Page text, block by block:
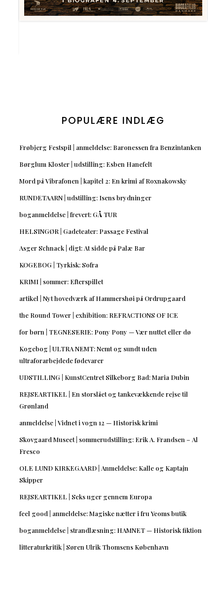
POPULÆRE INDLÆG
Frøbjerg Festspil | anmeldelse: Baronessen fra Benzintanken
Børglum Kloster | udstilling: Esben Hanefelt
Mord på Vibrafonen | kapitel 2: En krimi af Roxnakowsky
RUNDETAARN | udstilling: Isens brydninger
boganmeldelse | frevert: GÅ TUR
HELSINGØR | Gadeteater: Passage Festival
Asger Schnack | digt: At sidde på Palæ Bar
KOGEBOG | Tyrkisk: Sofra
KRIMI | sommer: Efterspillet
artikel | Nyt hovedværk af Hammershøi på Ordrupgaard
the Round Tower | exhibition: REFRACTIONS OF ICE
for børn | TEGNESERIE: Pony Pony — Vær nuttet eller dø
Kogebog | ULTRA NEMT: Nemt og sundt uden
ultraforarbejdede fødevarer
UDSTILLING | KunstCentret Silkeborg Bad: Maria Dubin
REJSEARTIKEL | En storslået og tankevækkende rejse til
Grønland
anmeldelse | Vidnet i vogn 12 — Historisk krimi
Skovgaard Museet | sommerudstilling: Erik A. Frandsen – Al
Fresco
OLE LUND KIRKEGAARD | Anmeldelse: Kalle og Kaptajn
Skipper
REJSEARTIKEL | Seks uger gennem Europa
feel good | anmeldelse: Magiske nætter i fru Yeoms butik
boganmeldelse | strandlæsning: HAMNET — Historisk fiktion
litteraturkritik | Søren Ulrik Thomsens København